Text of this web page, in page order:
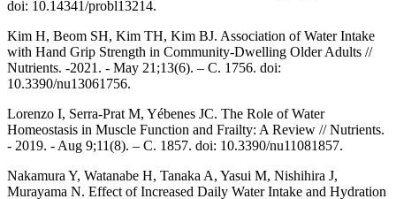
doi: 10.14341/probl13214.
Kim H, Beom SH, Kim TH, Kim BJ. Association of Water Intake
with Hand Grip Strength in Community-Dwelling Older Adults //
Nutrients. -2021. - May 21;13(6). – С. 1756. doi:
10.3390/nu13061756.
Lorenzo I, Serra-Prat M, Yébenes JC. The Role of Water
Homeostasis in Muscle Function and Frailty: A Review // Nutrients.
- 2019. - Aug 9;11(8). – С. 1857. doi: 10.3390/nu11081857.
Nakamura Y, Watanabe H, Tanaka A, Yasui M, Nishihira J,
Murayama N. Effect of Increased Daily Water Intake and Hydration